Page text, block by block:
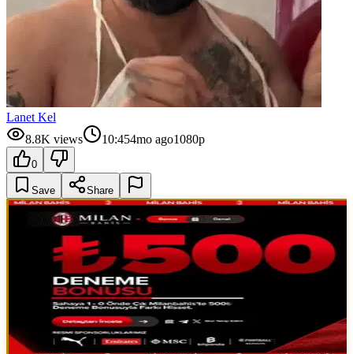
Lanet Kel
8.8K views 10:454mo ago1080p
0
Save Share